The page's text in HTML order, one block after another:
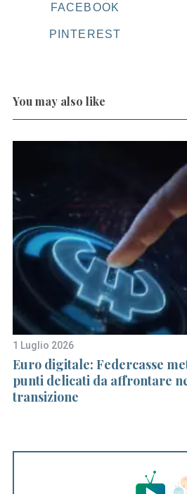
FACEBOOK
PINTEREST
You may also like
1 Luglio 2026
Euro digitale: Federcasse
punti delicati da affrontare
transizione
r
c
: